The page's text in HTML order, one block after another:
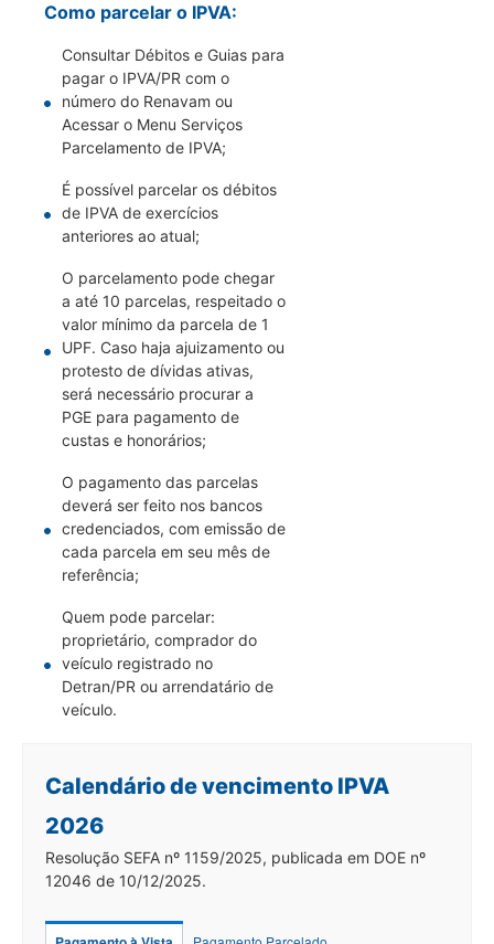
Como parcelar o IPVA:
Consultar Débitos e Guias para
pagar o IPVA/PR com o
número do Renavam ou
Acessar o Menu Serviços
Parcelamento de IPVA;
É possível parcelar os débitos
de IPVA de exercícios
anteriores ao atual;
O parcelamento pode chegar
a até 10 parcelas, respeitado o
valor mínimo da parcela de 1
UPF. Caso haja ajuizamento ou
protesto de dívidas ativas,
será necessário procurar a
PGE para pagamento de
custas e honorários;
O pagamento das parcelas
deverá ser feito nos bancos
credenciados, com emissão de
cada parcela em seu mês de
referência;
Quem pode parcelar:
proprietário, comprador do
veículo registrado no
Detran/PR ou arrendatário de
veículo.
Calendário de vencimento IPVA
2026
Resolução SEFA nº 1159/2025, publicada em DOE nº
12046 de 10/12/2025.